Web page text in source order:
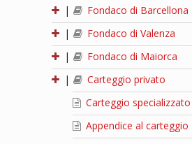
|
Fondaco di Barcellona
|
Fondaco di Valenza
|
Fondaco di Maiorca
|
Carteggio privato
Carteggio specializzato
Appendice al carteggio